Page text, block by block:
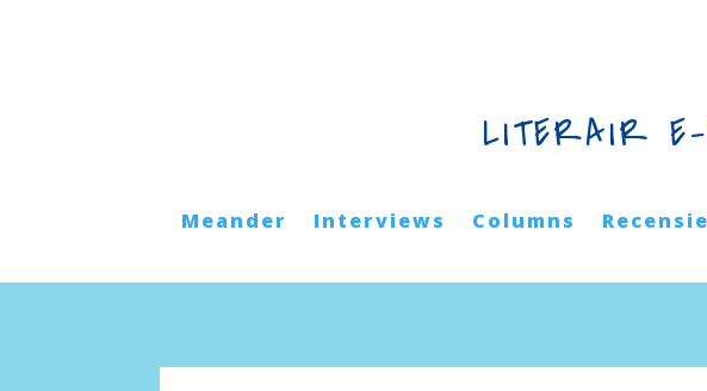
LITERAIR E-
Meander Interviews Columns